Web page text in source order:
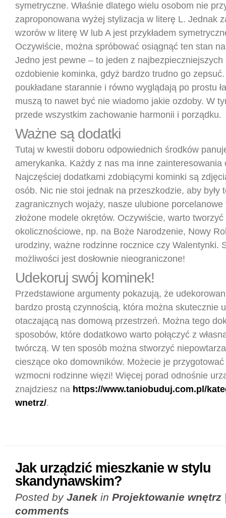
symetryczne. Właśnie dlatego wielu osobom nie
zaproponowana wyżej stylizacja w literę L. Jednak
wzorów w literę W lub A jest przykładem
Oczywiście, można spróbować osiągnąć ten stan
Jedno jest pewne – to jeden z najbezpieczniejszych
ozdobienie kominka, gdyż bardzo trudno go
poukładane starannie i równo wyglądają po prostu
muszą to nawet być nie wiadomo jakie ozdoby. W
przede wszystkim zachowanie harmonii i porządku.
Ważne są dodatki
Tutaj w kwestii doboru odpowiednich środków
amerykanka. Każdy z nas ma inne zainteresowania
Najczęściej dodatkami zdobiącymi kominki są
osób. Nic nie stoi jednak na przeszkodzie, aby były
zagranicznych wojaży, nasze ulubione porcelanowe
złożone modele okrętów. Oczywiście, warto
okolicznościowe, np. na Boże Narodzenie, Nowy
urodziny, ważne rodzinne rocznice czy Walentynki.
możliwości jest dosłownie nieograniczone!
Udekoruj swój kominek!
Przedstawione argumenty pokazują, że
bardzo prostą czynnością, która można skutecznie
otaczającą nas domową przestrzeń. Można tego
sposobów, które dodatkowo warto połączyć z
twórczą. W ten sposób można stworzyć
cieszące oko domowników. Możecie je
wzmocni rodzinne więzi! Więcej porad odnośnie
znajdziesz na https://www.taniobuduj.com.pl/
wnetrz/.
Jak urządzić mieszkanie w stylu
skandynawskim?
Posted by Janekin Projektowanie wnętrz
comments